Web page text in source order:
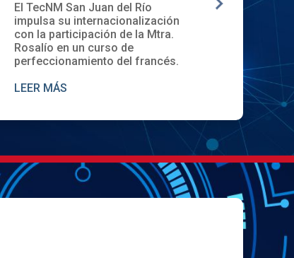
El TecNM San Juan del Río
impulsa su internacionalización
con la participación de la Mtra.
Rosalío en un curso de
perfeccionamiento del francés.
LEER MÁS
✨🎓Toma de